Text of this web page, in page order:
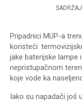
Pripadnici MUP-a
koristeći:
jake baterijske lampe
nepristupačnom
koje vode ka
Iako su napadači još